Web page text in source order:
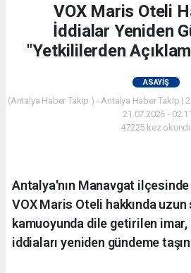
VOX Maris Oteli
İddialar Yeniden
"Yetkililerden
ASAYIŞ
(Antalya Haber Takip ) - Antalya Haber Takip |
21.07.2026 - 02:11
47225 kez
Antalya'nın Manavgat
VOX Maris Oteli hakkında
kamuoyunda dile getirilen imar,
iddiaları yeniden gündeme